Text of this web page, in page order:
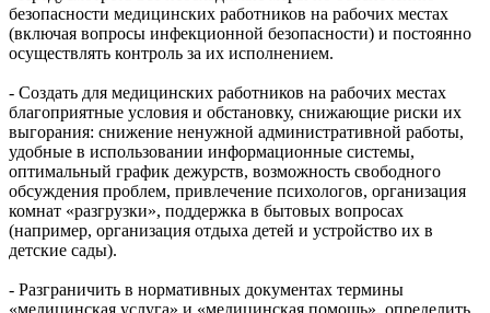
безопасности медицинских работников на рабочих местах
(включая вопросы инфекционной безопасности) и постоянно
осуществлять контроль за их исполнением.
- Создать для медицинских работников на рабочих местах
благоприятные условия и обстановку, снижающие риски их
выгорания: снижение ненужной административной работы,
удобные в использовании информационные системы,
оптимальный график дежурств, возможность свободного
обсуждения проблем, привлечение психологов, организация
комнат «разгрузки», поддержка в бытовых вопросах
(например, организация отдыха детей и устройство их в
детские сады).
- Разграничить в нормативных документах термины
«медицинская услуга» и «медицинская помощь», определить